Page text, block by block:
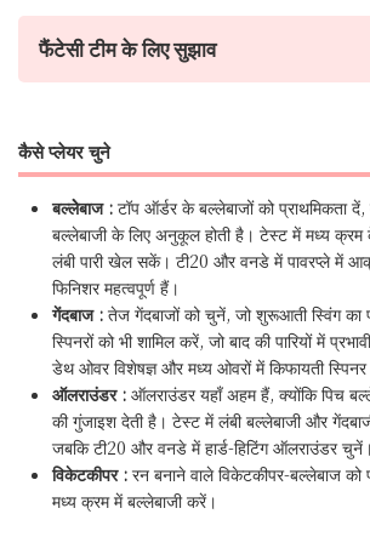
फैंटेसी टीम के लिए सुझाव
कैसे प्लेयर चुने
बल्लेेबाज : टॉप ऑर्डर के बल्लेबाजों को प्राथमिकता
बल्लेबाजी के लिए अनुकूल होती है। टेस्ट में मध्य
लंबी पारी खेल सकें। टी20 और वनडे में पावरप्ले में
फिनिशर महत्वपूर्ण हैं।
गेंदबाज : तेज गेंदबाजों को चुनें, जो शुरूआती स्विंग का
स्पिनरों को भी शामिल करें, जो बाद की पारियों में
डेथ ओवर विशेषज्ञ और मध्य ओवरों में किफायती
ऑलराउंडर : ऑलराउंडर यहाँ अहम हैं, क्योंकि पिच
की गुंजाइश देती है। टेस्ट में लंबी बल्लेबाजी और
जबकि टी20 और वनडे में हार्ड-हिटिंग ऑलराउंडर चुनें।
विकेटकीपर : रन बनाने वाले विकेटकीपर-बल्लेबाज को
मध्य क्रम में बल्लेबाजी करें।